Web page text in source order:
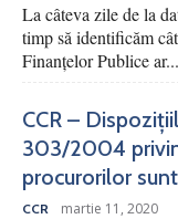
La câteva zile de la
timp să identificăm
Finanțelor Publice ar...
CCR –
303/2004
procurorilor
CCR martie 11, 2020